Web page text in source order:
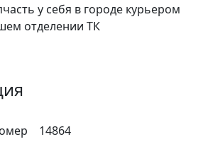
у себя в городе курьером
отделении ТК
14864